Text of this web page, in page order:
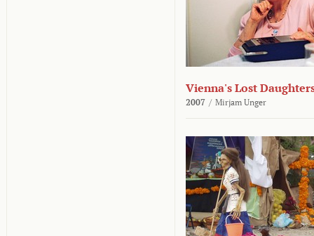
Vienna's Lost
2007 / Mirjam Unger